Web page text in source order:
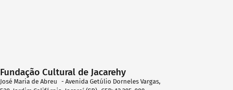
Fundação Cultural de Jacarehy
José Maria de Abreu - Avenida Getúlio Dorneles Vargas,